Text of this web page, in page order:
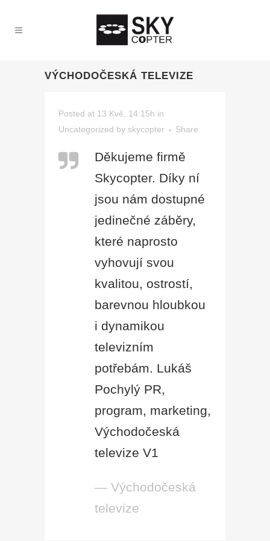
VÝCHODOČESKÁ TELEVIZE
Posted at 13 Kvě, 14:15h in
Uncategorized by skycopter Share
Děkujeme firmě
Skycopter. Díky ní
jsou nám dostupné
jedinečné záběry,
které naprosto
vyhovují svou
kvalitou, ostrostí,
barevnou hloubkou
i dynamikou
televizním
potřebám. Lukáš
Pochylý PR,
program, marketing,
Východočeská
televize V1
— Východočeská
televize